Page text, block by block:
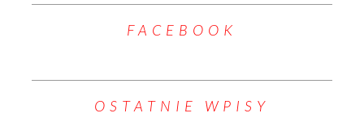
FACEBOOK
OSTATNIE WPISY